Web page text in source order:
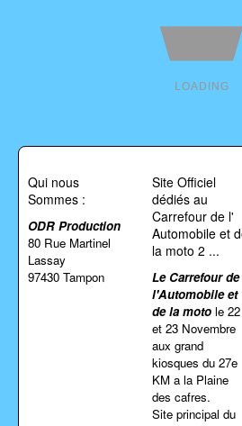
LOADING
Qui nous
Sommes :
ODR Production
80 Rue Martinel
Lassay
97430 Tampon
Site Officiel
dédiés au
Carrefour de l'
Automobile et
la moto 2 ...
Le Carrefour de
l'Automobile et
de la moto le 22
et 23 Novembre
aux grand
kiosques du 27e
KM a la Plaine
des cafres.
Site principal du